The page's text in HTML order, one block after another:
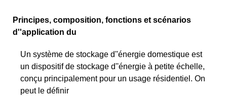
Principes, composition, fonctions et scénarios
d''application du
Un système de stockage d''énergie domestique est
un dispositif de stockage d''énergie à petite échelle,
conçu principalement pour un usage résidentiel. On
peut le définir